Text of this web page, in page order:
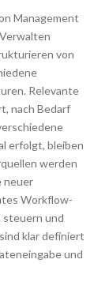
Management
von
Relevante
nach Bedarf
erfolgt, bleiben
werden
neuer
Workflow-
steuern und
klar definiert
und